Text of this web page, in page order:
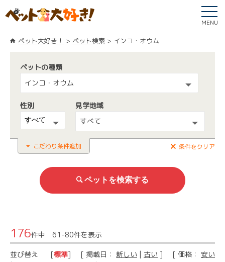
MENU
ペット大好き！ ペット検索 インコ・オウム
ペットの種類
インコ・オウム
性別
見学地域
すべて
こだわり条件追加 条件をクリア
176件中 61-80件を表示
並び替え [標準] [ 掲載日： 新しい | 古い ] [ 価格： 安い